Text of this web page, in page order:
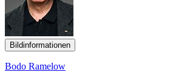
Bildinformationen
Bodo Ramelow